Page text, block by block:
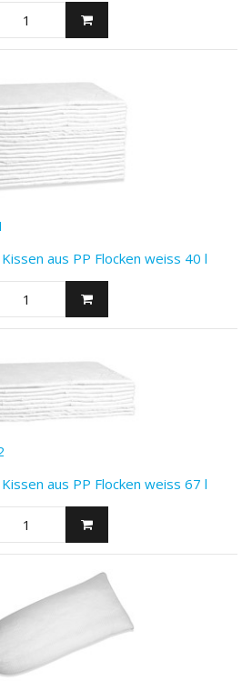
Kissen aus PP Flocken weiss 40 l
Kissen aus PP Flocken weiss 67 l